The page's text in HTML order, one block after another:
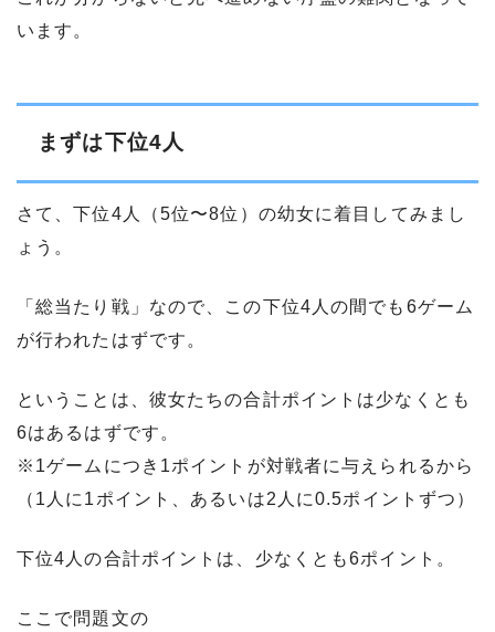
います。
まずは下位4人
さて、下位4人（5位〜8位）の幼女に着目してみまし
ょう。
「総当たり戦」なので、この下位4人の間でも6ゲーム
が行われたはずです。
ということは、彼女たちの合計ポイントは少なくとも
6はあるはずです。
※1ゲームにつき1ポイントが対戦者に与えられるから
（1人に1ポイント、あるいは2人に0.5ポイントずつ）
下位4人の合計ポイントは、少なくとも6ポイント。
ここで問題文の